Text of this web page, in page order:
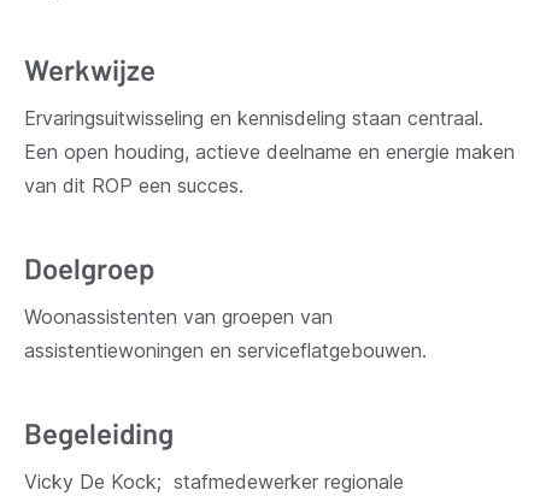
Werkwijze
Ervaringsuitwisseling en kennisdeling staan centraal.
Een open houding, actieve deelname en energie maken
van dit ROP een succes.
Doelgroep
Woonassistenten van groepen van
assistentiewoningen en serviceflatgebouwen.
Begeleiding
Vicky De Kock; stafmedewerker regionale